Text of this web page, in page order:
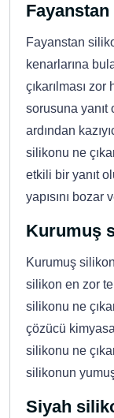
Fayanstan
Fayanstan
kenarlarına
çıkarılması
sorusuna yanıt
ardından
silikonu ne
etkili bir yanıt
yapısını
Kurumuş
Kurumuş
silikon en zor
silikonu ne
çözücü
silikonu ne
silikonun
Siyah